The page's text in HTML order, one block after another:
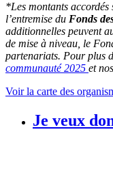
*Les montants
l’entremise du Fonds
additionnelles peuvent
de mise à niveau, le
partenariats. Pour plus
communauté 2025 et
Voir la carte des
Je veux